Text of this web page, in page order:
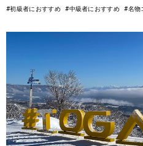
#初級者におすすめ #中級者におすすめ #名物